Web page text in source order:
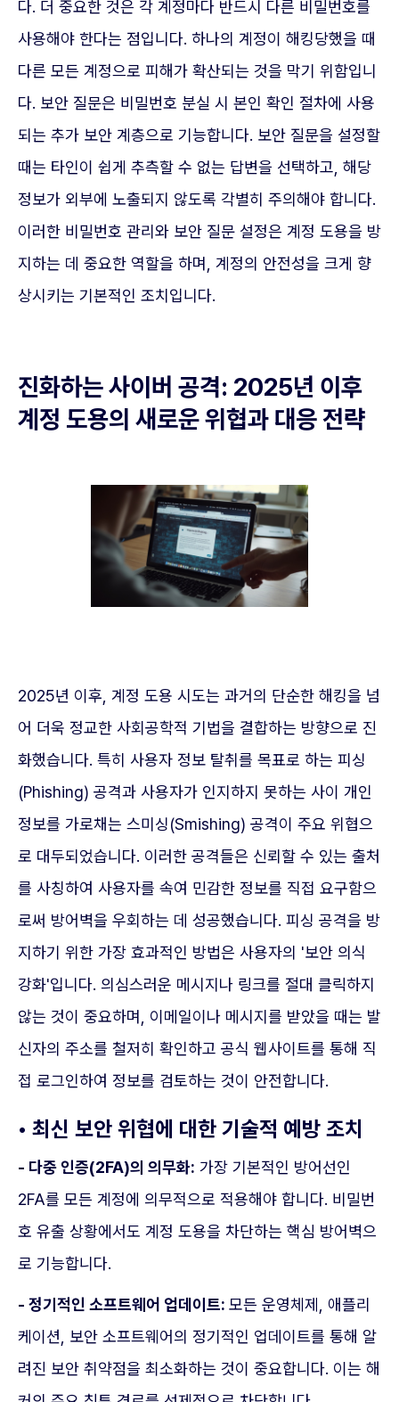
다. 더 중요한 것은 각 계정마다 반드시 다른 비밀번호를
사용해야 한다는 점입니다. 하나의 계정이 해킹당했을 때
다른 모든 계정으로 피해가 확산되는 것을 막기 위함입니
다. 보안 질문은 비밀번호 분실 시 본인 확인 절차에 사용
되는 추가 보안 계층으로 기능합니다. 보안 질문을 설정할
때는 타인이 쉽게 추측할 수 없는 답변을 선택하고, 해당
정보가 외부에 노출되지 않도록 각별히 주의해야 합니다.
이러한 비밀번호 관리와 보안 질문 설정은 계정 도용을 방
지하는 데 중요한 역할을 하며, 계정의 안전성을 크게 향
상시키는 기본적인 조치입니다.
진화하는 사이버 공격: 2025년 이후
계정 도용의 새로운 위협과 대응 전략
2025년 이후, 계정 도용 시도는 과거의 단순한 해킹을 넘
어 더욱 정교한 사회공학적 기법을 결합하는 방향으로 진
화했습니다. 특히 사용자 정보 탈취를 목표로 하는 피싱
(Phishing) 공격과 사용자가 인지하지 못하는 사이 개인
정보를 가로채는 스미싱(Smishing) 공격이 주요 위협으
로 대두되었습니다. 이러한 공격들은 신뢰할 수 있는 출처
를 사칭하여 사용자를 속여 민감한 정보를 직접 요구함으
로써 방어벽을 우회하는 데 성공했습니다. 피싱 공격을 방
지하기 위한 가장 효과적인 방법은 사용자의 '보안 의식
강화'입니다. 의심스러운 메시지나 링크를 절대 클릭하지
않는 것이 중요하며, 이메일이나 메시지를 받았을 때는 발
신자의 주소를 철저히 확인하고 공식 웹사이트를 통해 직
접 로그인하여 정보를 검토하는 것이 안전합니다.
• 최신 보안 위협에 대한 기술적 예방 조치
- 다중 인증(2FA)의 의무화: 가장 기본적인 방어선인
2FA를 모든 계정에 의무적으로 적용해야 합니다. 비밀번
호 유출 상황에서도 계정 도용을 차단하는 핵심 방어벽으
로 기능합니다.
- 정기적인 소프트웨어 업데이트: 모든 운영체제, 애플리
케이션, 보안 소프트웨어의 정기적인 업데이트를 통해 알
려진 보안 취약점을 최소화하는 것이 중요합니다. 이는 해